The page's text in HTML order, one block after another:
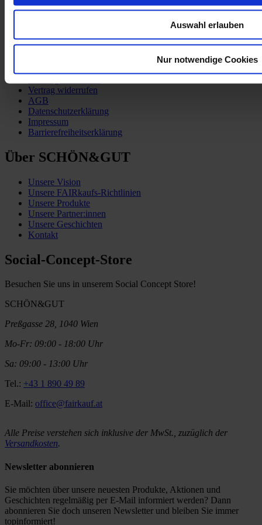
Auswahl erlauben
Nur notwendige Cookies
Vertrag widerrufen
AGB
Datenschutzerklärung
Impressum
Barrierefreiheitserklärung
Über SCHÖN&GUT
Unsere Vision
Unsere FAIRkaufs-Richtlinien
Unsere Produkte
Unsere Partner:innen
Unsere Geschichten
Kontakt
Social-Concept-Store
Besuchen Sie uns in unserem Social Concept Store!
SCHÖN&GUT
Preßgasse 28, 1040 Wien
Mo-Fr: 09:00 - 18:00 Uhr
Sa: 09:00 - 13:00 Uhr
Tel.: +43 1 890 49 89
E-Mail: office@fairkauf.at
Alle Preise verstehen sich inklusive der MwSt., zuzüglich der
Versandkosten.
Newsletter abonnieren
Sie möchten über unsere neuesten Produkte, Aktionen und
Geschichten regelmäßig per E-Mail informiert werden? Dann
abonnieren Sie doch unseren Newsletter und bleiben Sie immer
topinformiert!